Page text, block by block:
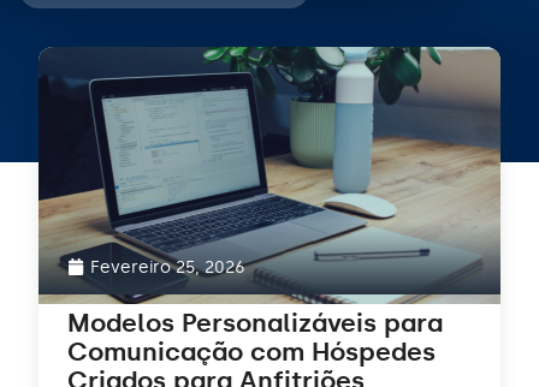
Fevereiro 25, 2026
Modelos Personalizáveis para
Comunicação com Hóspedes
Criados para Anfitriões